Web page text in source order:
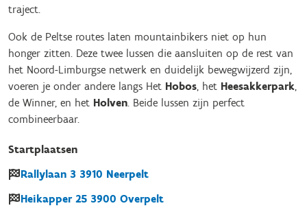
traject.
Ook de Peltse routes laten mountainbikers niet op hun
honger zitten. Deze twee lussen die aansluiten op de rest van
het Noord-Limburgse netwerk en duidelijk bewegwijzerd zijn,
voeren je onder andere langs Het Hobos, het Heesakkerpark,
de Winner, en het Holven. Beide lussen zijn perfect
combineerbaar.
Startplaatsen
Rallylaan 3 3910 Neerpelt
Heikapper 25 3900 Overpelt